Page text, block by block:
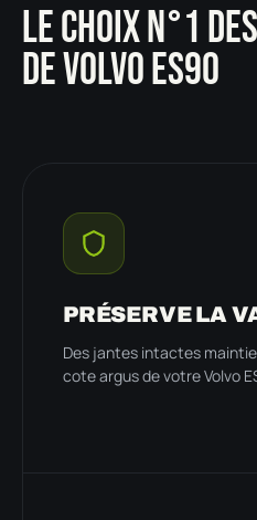
LE CHOIX N°1
DE VOLVO ES90
PRÉSERVE LA
Des jantes intactes
cote argus de votre Volvo